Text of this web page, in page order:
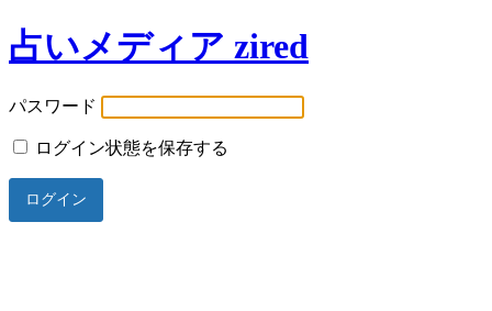
占いメディア zired
パスワード
ログイン状態を保存する